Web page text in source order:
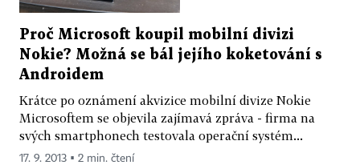
Proč Microsoft koupil mobilní divizi
Nokie? Možná se bál jejího koketování s
Androidem
Krátce po oznámení akvizice mobilní divize Nokie
Microsoftem se objevila zajímavá zpráva - firma na
svých smartphonech testovala operační systém...
17. 9. 2013 ▪ 2 min. čtení